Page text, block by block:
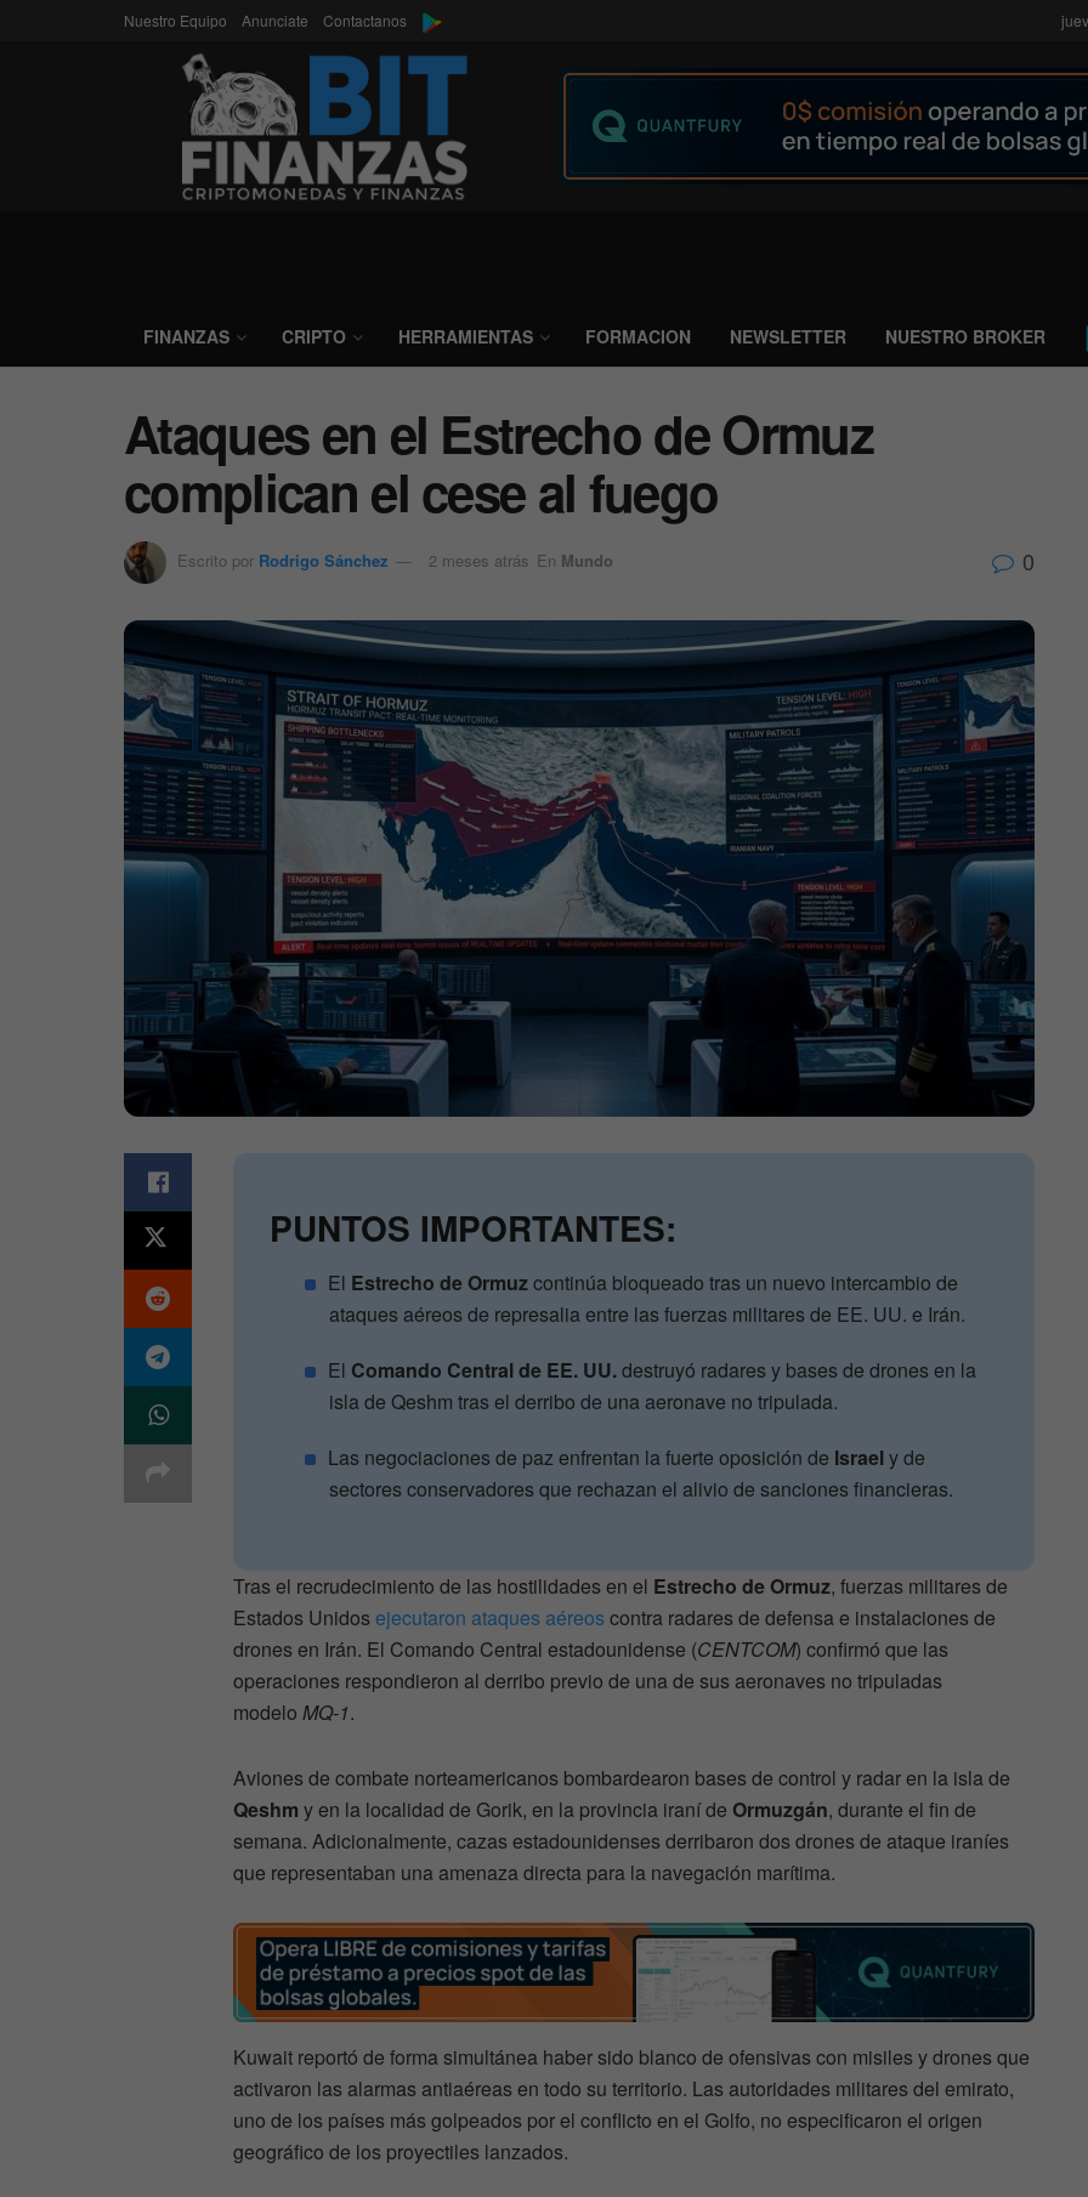
Nuestro Equipo Anunciate Contactanos
FINANZAS CRIPTO HERRAMIENTAS FORMACION NEWSLETTER NUESTRO BROKER
Ataques en el Estrecho de Ormuz
complican el cese al fuego
Escrito por Rodrigo Sánchez 2 meses atrás En Mundo 0
PUNTOS IMPORTANTES:
El Estrecho de Ormuzcontinúa bloqueado tras un nuevo intercambio de
ataques aéreos de represalia entre las fuerzas militares de EE. UU. e Irán.
El Comando Central de EE. UU.destruyó radares y bases de drones en la
isla de Qeshm tras el derribo de una aeronave no tripulada.
Las negociaciones de paz enfrentan la fuerte oposición de Israely de
sectores conservadores que rechazan el alivio de sanciones financieras.
Tras el recrudecimiento de las hostilidades en el Estrecho de Ormuz, fuerzas militares de
Estados Unidosejecutaron ataques aéreoscontra radares de defensa e instalaciones de
drones en Irán. El Comando Central estadounidense (CENTCOM) confirmó que las
operaciones respondieron al derribo previo de una de sus aeronaves no tripuladas
modelo MQ-1.
Aviones de combate norteamericanos bombardearon bases de control y radar en la isla de
Qeshm y en la localidad de Gorik, en la provincia iraní de Ormuzgán, durante el fin de
semana. Adicionalmente, cazas estadounidenses derribaron dos drones de ataque iraníes
que representaban una amenaza directa para la navegación marítima.
Kuwait reportó de forma simultánea haber sido blanco de ofensivas con misiles y drones que
activaron las alarmas antiaéreas en todo su territorio. Las autoridades militares del emirato,
uno de los países más golpeados por el conflicto en el Golfo, no especificaron el origen
geográfico de los proyectiles lanzados.